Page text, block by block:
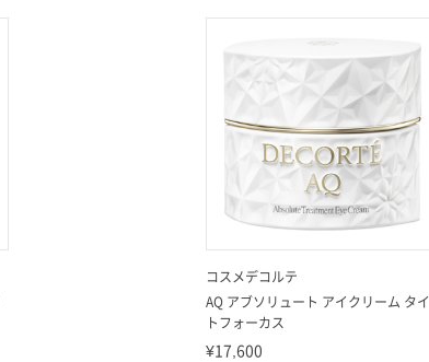
コスメデコルテ
AQ アブソリュート アイクリーム タイ
トフォーカス
¥17,600